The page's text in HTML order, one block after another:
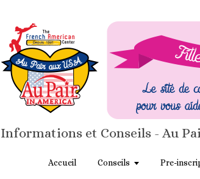
Informations et Conseils - Au
Accueil Conseils Pre-